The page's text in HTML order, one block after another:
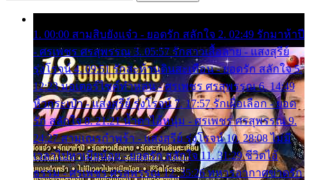
1. 00:00 สามสิบยังแจ๋ว - ยอดรัก สลักใจ 2. 02:49 รักมาห้าปี
- ศรเพชร ศรสุพรรณ 3. 05:57 รักสาวเสื้อลาย - แสงสุรีย์
รุ่งโรจน์ 4. 09:51 รักสะท้านดินสะเทือน - ยอดรัก สลักใจ 5.
12:23 มอเตอร์ไซค์ทำหล่น - ศรเพชร ศรสุพรรณ 6. 14:49
หิ้วกระเป๋า - แสงสุรีย์ รุ่งโรจน์ 7. 17:57 รักเผื่อเลือก - ยอด
รัก สลักใจ 8. 21:21 น้ำตาไอ้หนุ่ม - ศรเพชร ศรสุพรรณ 9.
24:27 สามเณรกำพร้า - แสงสุรีย์ รุ่งโรจน์ 10. 28:08 ไม่มี
เวลาไปหาเมียน้อย - ยอดรัก สลักใจ 11. 31:29 ชีวิตไอ้
ธรรม - ศรเพชร ศรสุพรรณ 12. 35:26 ทหารอากาศขาดรัก